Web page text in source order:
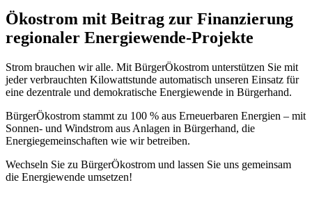
Ökostrom mit Beitrag zur Finanzierung
regionaler Energiewende-Projekte
Strom brauchen wir alle. Mit BürgerÖkostrom unterstützen Sie mit
jeder verbrauchten Kilowattstunde automatisch unseren Einsatz für
eine dezentrale und demokratische Energiewende in Bürgerhand.
BürgerÖkostrom stammt zu 100 % aus Erneuerbaren Energien – mit
Sonnen- und Windstrom aus Anlagen in Bürgerhand, die
Energiegemeinschaften wie wir betreiben.
Wechseln Sie zu BürgerÖkostrom und lassen Sie uns gemeinsam
die Energiewende umsetzen!